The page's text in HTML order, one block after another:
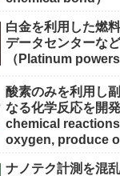
白金を利用した燃
データセンターな
（Platinum
酸素のみを利用し
なる化学反応を開
chemical
oxygen, produce
ナノテク計測を混